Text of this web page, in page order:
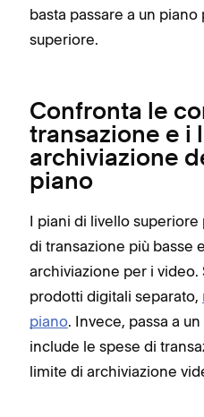
basta passare a un
superiore.
Confronta le
transazione e i
archiviazione
piano
I piani di livello
di transazione più basse
archiviazione per i video.
prodotti digitali separato,
piano. Invece, passa a
include le spese di
limite di archiviazione